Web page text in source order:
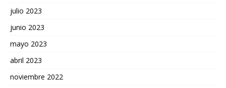
julio 2023
junio 2023
mayo 2023
abril 2023
noviembre 2022